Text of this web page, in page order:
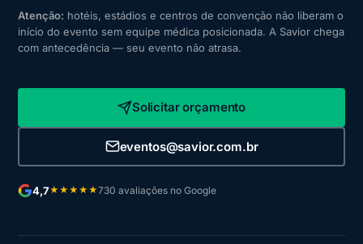
Atenção: hotéis, estádios e centros de convenção não liberam o
início do evento sem equipe médica posicionada. A Savior chega
com antecedência — seu evento não atrasa.
Solicitar orçamento
eventos@savior.com.br
4,7★★★★★730 avaliações no Google